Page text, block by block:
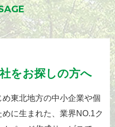
をお探しの方へ
東北地方の中小企業や個
に生まれた、業界NO.1ク